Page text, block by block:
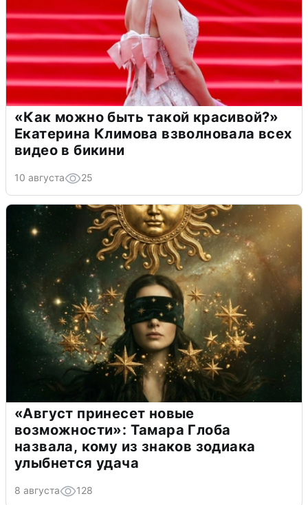
«Как можно быть такой красивой?»
Екатерина Климова взволновала всех
видео в бикини
10 августа 25
«Август принесет новые
возможности»: Тамара Глоба
назвала, кому из знаков зодиака
улыбнется удача
8 августа 128